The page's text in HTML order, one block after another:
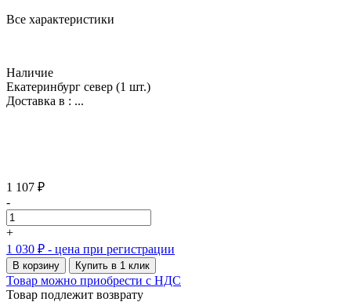
Все характеристики
Наличие
Екатеринбург север (1 шт.)
Доставка в : ...
1 107 ₽
-
+
1 030 ₽ - цена при регистрации
В корзину Купить в 1 клик
Товар можно приобрести с НДС
Товар подлежит возврату